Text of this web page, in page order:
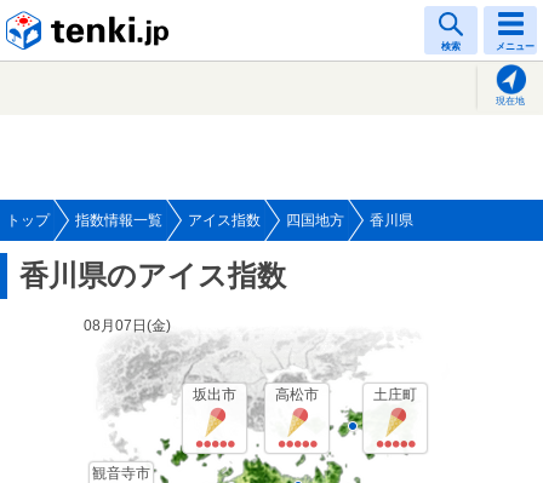
検索 メニュー
現在地
トップ 指数情報一覧 アイス指数 四国地方 香川県
香川県のアイス指数
08月07日(金)
高松市
坂出市
観音寺市
土庄町